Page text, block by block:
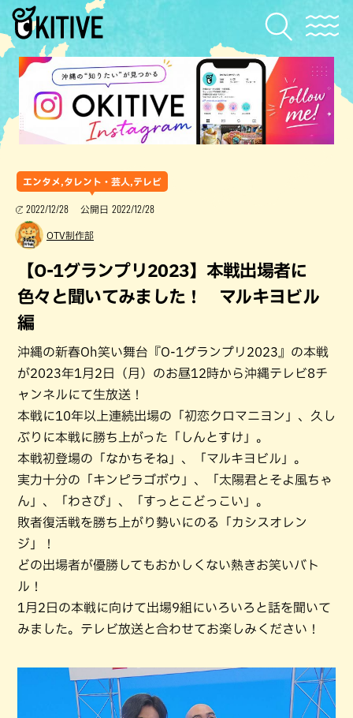
エンタメ,タレント・芸人,テレビ
2022/12/28 公開日 2022/12/28
OTV制作部
【O-1グランプリ2023】本戦出場者に
色々と聞いてみました！ マルキヨビル
編
沖縄の新春Oh笑い舞台『O-1グランプリ2023』の本戦
が2023年1月2日（月）のお昼12時から沖縄テレビ8チ
ャンネルにて生放送！
本戦に10年以上連続出場の「初恋クロマニヨン」、久し
ぶりに本戦に勝ち上がった「しんとすけ」。
本戦初登場の「なかちそね」、「マルキヨビル」。
実力十分の「キンピラゴボウ」、「太陽君とそよ風ちゃ
ん」、「わさび」、「すっとこどっこい」。
敗者復活戦を勝ち上がり勢いにのる「カシスオレン
ジ」！
どの出場者が優勝してもおかしくない熱きお笑いバト
ル！
1月2日の本戦に向けて出場9組にいろいろと話を聞いて
みました。テレビ放送と合わせてお楽しみください！